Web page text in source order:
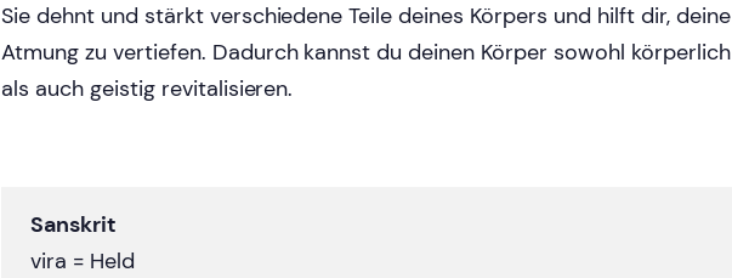
Sie dehnt und stärkt verschiedene Teile deines Körpers und hilft dir, deine
Atmung zu vertiefen. Dadurch kannst du deinen Körper sowohl körperlich
als auch geistig revitalisieren.
Sanskrit
vira = Held